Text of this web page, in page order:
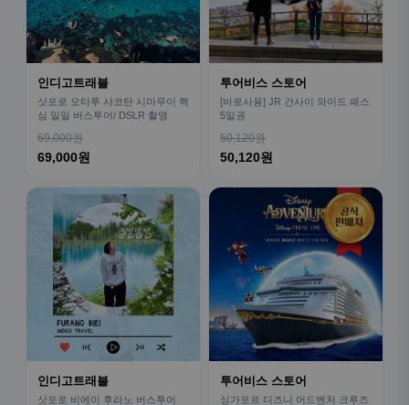
인디고트래블
삿포로 오타루 샤코탄 시마무이 핵
심 일일 버스투어/ DSLR 촬영
69,000원
69,000원
투어비스 스토어
[바로사용] JR 간사이 와이드 패스
5일권
50,120원
50,120원
인디고트래블
삿포로 비에이 후라노 버스투어
투어비스 스토어
싱가포르 디즈니 어드벤처 크루즈